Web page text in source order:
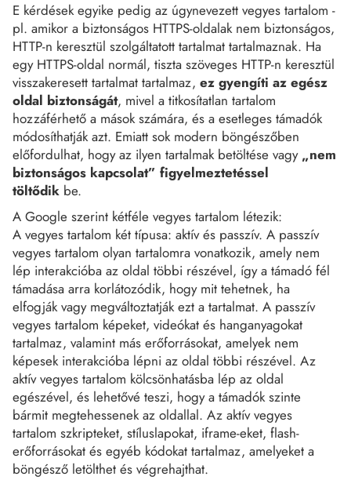
E kérdések egyike pedig az úgynevezett vegyes tartalom -
pl. amikor a biztonságos HTTPS-oldalak nem biztonságos,
HTTP-n keresztül szolgáltatott tartalmat tartalmaznak. Ha
egy HTTPS-oldal normál, tiszta szöveges HTTP-n keresztül
visszakeresett tartalmat tartalmaz,ez gyengíti az egész
oldal biztonságát, mivel a titkosítatlan tartalom
hozzáférhető a mások számára, és a esetleges támadók
módosíthatják azt. Emiatt sok modern böngészőben
előfordulhat, hogy az ilyen tartalmak betöltése vagy „nem
biztonságos kapcsolat” figyelmeztetéssel
töltődik be.
A Google szerint kétféle vegyes tartalom létezik:
A vegyes tartalom két típusa: aktív és passzív. A passzív
vegyes tartalom olyan tartalomra vonatkozik, amely nem
lép interakcióba az oldal többi részével, így a támadó fél
támadása arra korlátozódik, hogy mit tehetnek, ha
elfogják vagy megváltoztatják ezt a tartalmat. A passzív
vegyes tartalom képeket, videókat és hanganyagokat
tartalmaz, valamint más erőforrásokat, amelyek nem
képesek interakcióba lépni az oldal többi részével. Az
aktív vegyes tartalom kölcsönhatásba lép az oldal
egészével, és lehetővé teszi, hogy a támadók szinte
bármit megtehessenek az oldallal. Az aktív vegyes
tartalom szkripteket, stíluslapokat, iframe-eket, flash-
erőforrásokat és egyéb kódokat tartalmaz, amelyeket a
böngésző letölthet és végrehajthat.